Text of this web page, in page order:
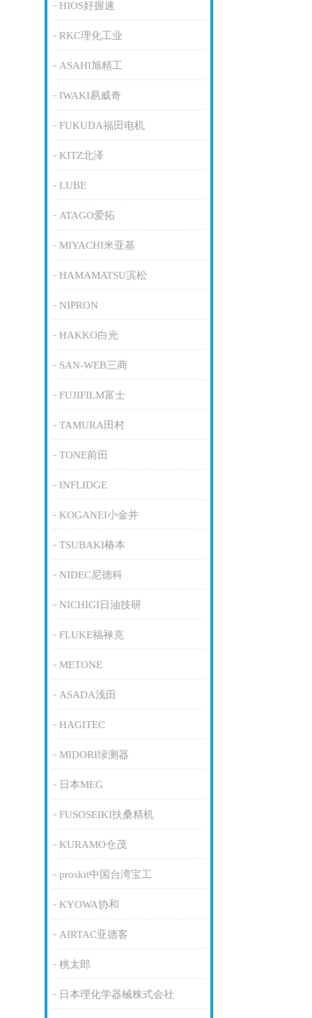
HIOS好握速
RKC理化工业
ASAHI旭精工
IWAKI易威奇
FUKUDA福田电机
KITZ北泽
LUBE
ATAGO爱拓
MIYACHI米亚基
HAMAMATSU滨松
NIPRON
HAKKO白光
SAN-WEB三商
FUJIFILM富士
TAMURA田村
TONE前田
INFLIDGE
KOGANEI小金井
TSUBAKI椿本
NIDEC尼德科
NICHIGI日油技研
FLUKE福禄克
METONE
ASADA浅田
HAGITEC
MIDORI绿测器
日本MEG
FUSOSEIKI扶桑精机
KURAMO仓茂
proskit中国台湾宝工
KYOWA协和
AIRTAC亚德客
桃太郎
日本理化学器械株式会社